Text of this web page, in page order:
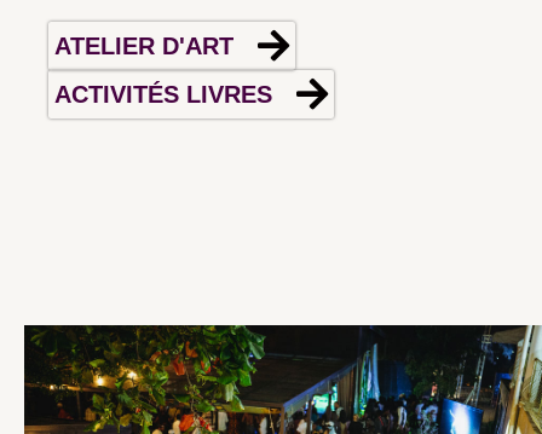
ATELIER D'ART
ACTIVITÉS LIVRES